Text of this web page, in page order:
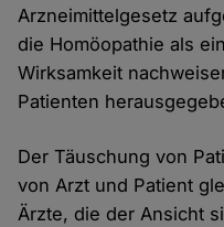
Arzneimittelgesetz
die Homöopathie als
Wirksamkeit
Patienten
Der Täuschung von
von Arzt und Patient
Ärzte, die der Ansicht